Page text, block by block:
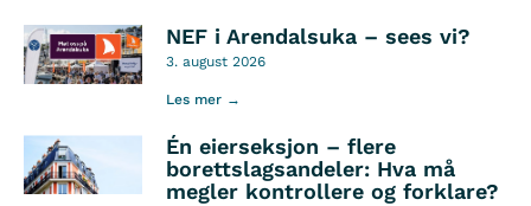
NEF i Arendalsuka – sees vi?
3. august 2026
Les mer →
Én eierseksjon – flere
borettslagsandeler: Hva må
megler kontrollere og forklare?